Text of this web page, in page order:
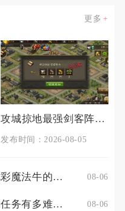
更多
攻城掠地最强剑客阵容中有哪些隐秘玩法
发布时间：2026-08-05
疯狂动物园是否有捕获七彩魔法牛的技巧 08-06
少年三国志第三次活动的任务有多难完成 08-06